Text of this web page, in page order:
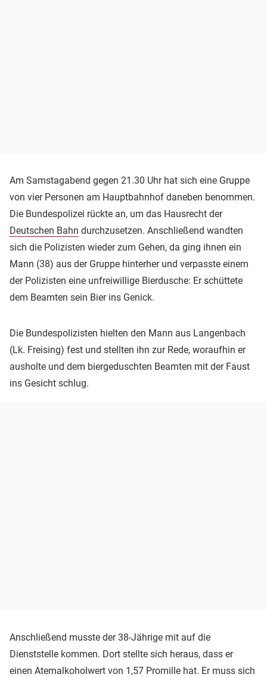
Am Samstagabend gegen 21.30 Uhr hat sich eine Gruppe
von vier Personen am Hauptbahnhof daneben benommen.
Die Bundespolizei rückte an, um das Hausrecht der
Deutschen Bahn durchzusetzen. Anschließend wandten
sich die Polizisten wieder zum Gehen, da ging ihnen ein
Mann (38) aus der Gruppe hinterher und verpasste einem
der Polizisten eine unfreiwillige Bierdusche: Er schüttete
dem Beamten sein Bier ins Genick.
Die Bundespolizisten hielten den Mann aus Langenbach
(Lk. Freising) fest und stellten ihn zur Rede, woraufhin er
ausholte und dem biergeduschten Beamten mit der Faust
ins Gesicht schlug.
Anschließend musste der 38-Jährige mit auf die
Dienststelle kommen. Dort stellte sich heraus, dass er
einen Atemalkoholwert von 1,57 Promille hat. Er muss sich